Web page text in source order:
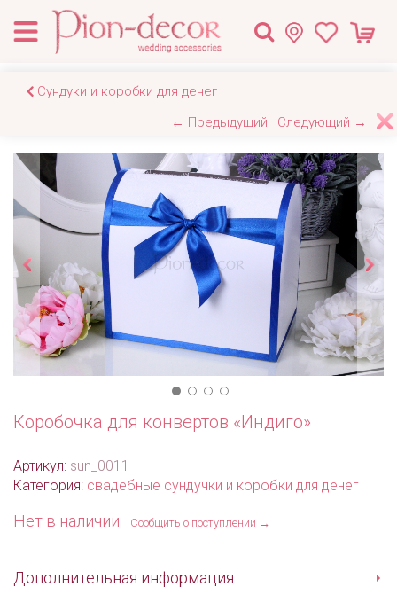
Сундуки и коробки для денег
← Предыдущий
Следующий →
Коробочка для конвертов «Индиго»
Артикул: sun_0011
Категория: свадебные сундучки и коробки для денег
Нет в наличии Сообщить о поступлении →
Дополнительная информация